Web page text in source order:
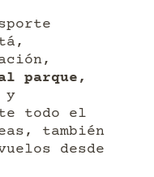
parque,
y
todo el
también
desde